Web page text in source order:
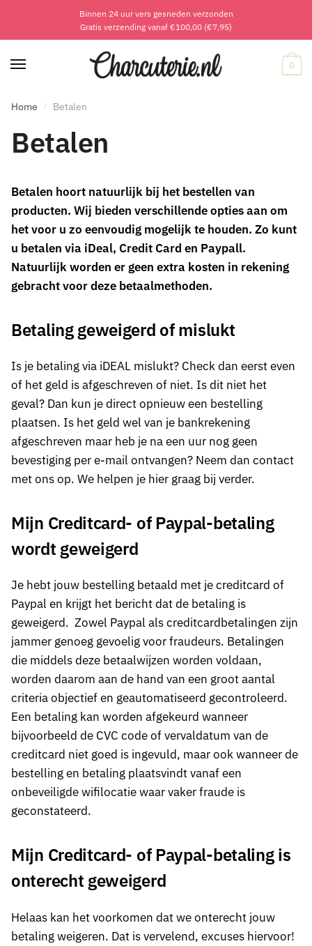
navigation
content
Binnen 24 uur vers gesneden verzonden
Gratis verzending vanaf €100,00 (€7,95)
0
Home / Betalen
Betalen
Betalen hoort natuurlijk bij het bestellen van
producten. Wij bieden verschillende opties aan om
het voor u zo eenvoudig mogelijk te houden. Zo kunt
u betalen via iDeal, Credit Card en Paypall.
Natuurlijk worden er geen extra kosten in rekening
gebracht voor deze betaalmethoden.
Betaling geweigerd of mislukt
Is je betaling via iDEAL mislukt? Check dan eerst even
of het geld is afgeschreven of niet. Is dit niet het
geval? Dan kun je direct opnieuw een bestelling
plaatsen. Is het geld wel van je bankrekening
afgeschreven maar heb je na een uur nog geen
bevestiging per e-mail ontvangen? Neem dan contact
met ons op. We helpen je hier graag bij verder.
Mijn Creditcard- of Paypal-betaling
wordt geweigerd
Je hebt jouw bestelling betaald met je creditcard of
Paypal en krijgt het bericht dat de betaling is
geweigerd. Zowel Paypal als creditcardbetalingen zijn
jammer genoeg gevoelig voor fraudeurs. Betalingen
die middels deze betaalwijzen worden voldaan,
worden daarom aan de hand van een groot aantal
criteria objectief en geautomatiseerd gecontroleerd.
Een betaling kan worden afgekeurd wanneer
bijvoorbeeld de CVC code of vervaldatum van de
creditcard niet goed is ingevuld, maar ook wanneer de
bestelling en betaling plaatsvindt vanaf een
onbeveiligde wifilocatie waar vaker fraude is
geconstateerd.
Mijn Creditcard- of Paypal-betaling is
onterecht geweigerd
Helaas kan het voorkomen dat we onterecht jouw
betaling weigeren. Dat is vervelend, excuses hiervoor!